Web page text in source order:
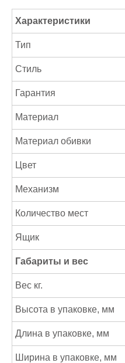
Характеристики
Тип
Стиль
Гарантия
Материал
Материал обивки
Цвет
Механизм
Количество мест
Ящик
Габариты и вес
Вес кг.
Высота в упаковке, мм
Длина в упаковке, мм
Ширина в упаковке, мм